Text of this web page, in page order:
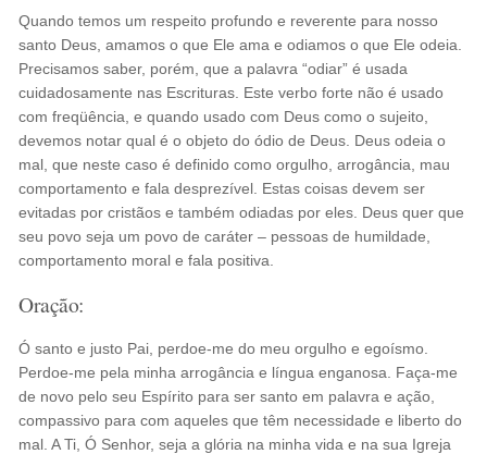
Quando temos um respeito profundo e reverente para nosso
santo Deus, amamos o que Ele ama e odiamos o que Ele odeia.
Precisamos saber, porém, que a palavra “odiar” é usada
cuidadosamente nas Escrituras. Este verbo forte não é usado
com freqüência, e quando usado com Deus como o sujeito,
devemos notar qual é o objeto do ódio de Deus. Deus odeia o
mal, que neste caso é definido como orgulho, arrogância, mau
comportamento e fala desprezível. Estas coisas devem ser
evitadas por cristãos e também odiadas por eles. Deus quer que
seu povo seja um povo de caráter – pessoas de humildade,
comportamento moral e fala positiva.
Oração:
Ó santo e justo Pai, perdoe-me do meu orgulho e egoísmo.
Perdoe-me pela minha arrogância e língua enganosa. Faça-me
de novo pelo seu Espírito para ser santo em palavra e ação,
compassivo para com aqueles que têm necessidade e liberto do
mal. A Ti, Ó Senhor, seja a glória na minha vida e na sua Igreja